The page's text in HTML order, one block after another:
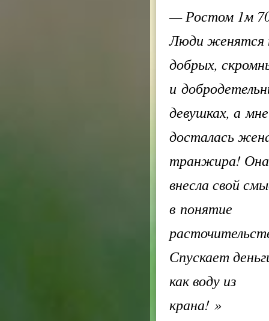
— Ростом 1м
Люди женятся
добрых,
и
девушках, а мне
досталась
транжира! Она
внесла свой
в понятие
Спускает
как воду из
крана! »